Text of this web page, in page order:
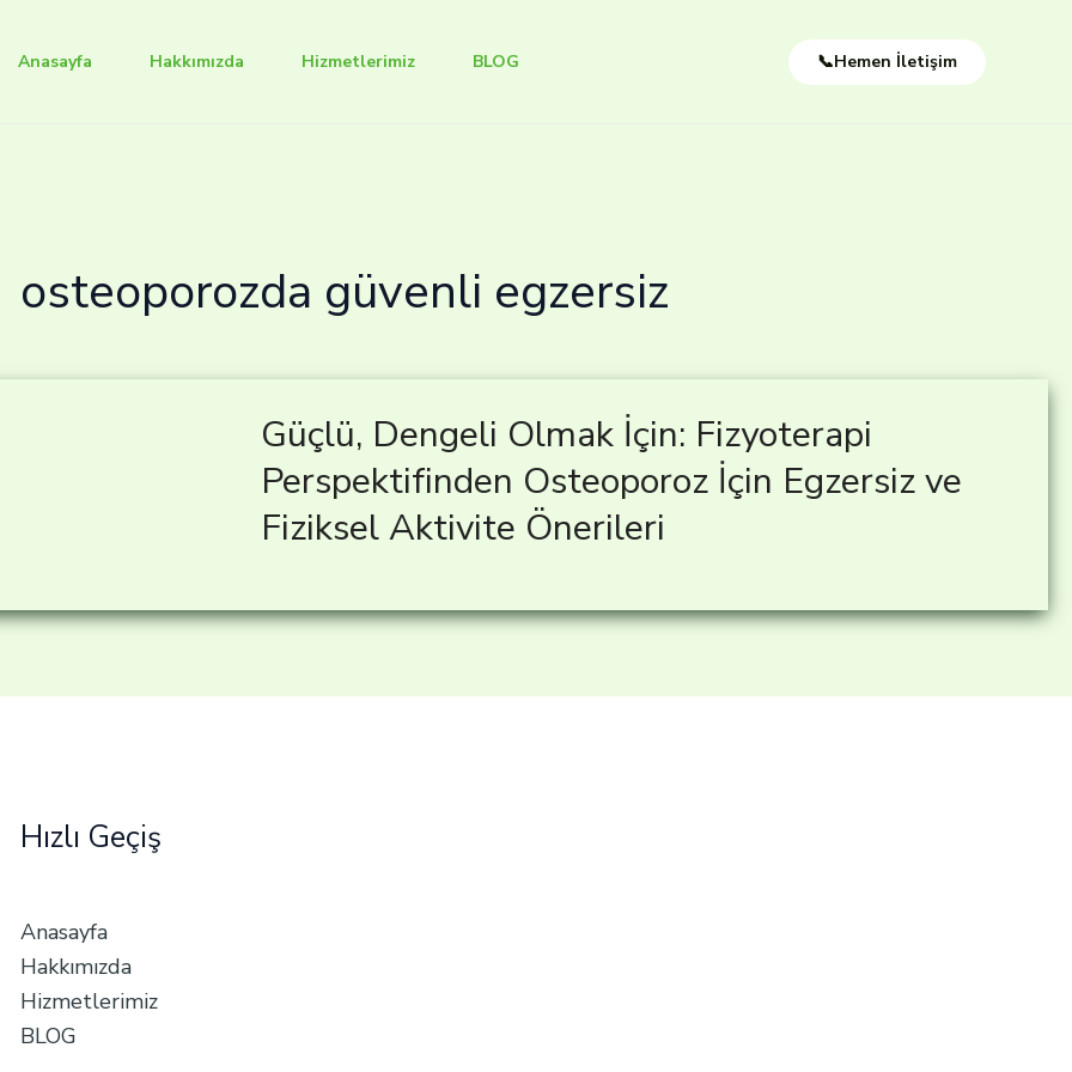
Anasayfa Hakkımızda Hizmetlerimiz BLOG 📞Hemen İletişim
osteoporozda güvenli egzersiz
Güçlü, Dengeli Olmak İçin: Fizyoterapi
Perspektifinden Osteoporoz İçin Egzersiz ve
Fiziksel Aktivite Önerileri
Hızlı Geçiş
Anasayfa
Hakkımızda
Hizmetlerimiz
BLOG